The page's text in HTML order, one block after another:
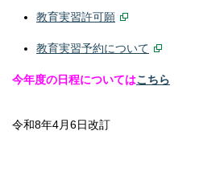
教育実習許可願
教育実習予約について
今年度の日程についてはこちら
令和8年4月6日改訂